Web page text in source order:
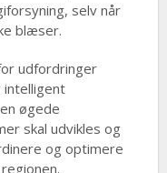
selv når
blæser.
udfordringer
intelligent
øgede
skal udvikles og
og optimere